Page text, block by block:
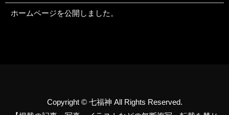
ホームページを公開しました。
Copyright © 七福神 All Rights Reserved.